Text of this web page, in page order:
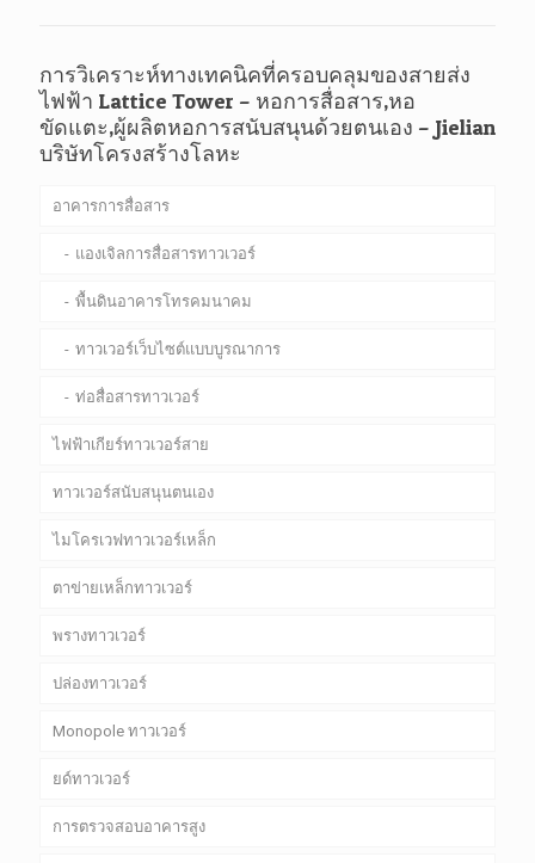
การวิเคราะห์ทางเทคนิคที่ครอบคลุมของสายส่ง
ไฟฟ้า Lattice Tower – หอการสื่อสาร,หอ
ขัดแตะ,ผู้ผลิตหอการสนับสนุนด้วยตนเอง – Jielian
บริษัทโครงสร้างโลหะ
อาคารการสื่อสาร
แองเจิลการสื่อสารทาวเวอร์
พื้นดินอาคารโทรคมนาคม
ทาวเวอร์เว็บไซต์แบบบูรณาการ
ท่อสื่อสารทาวเวอร์
ไฟฟ้าเกียร์ทาวเวอร์สาย
ทาวเวอร์สนับสนุนตนเอง
ไมโครเวฟทาวเวอร์เหล็ก
ตาข่ายเหล็กทาวเวอร์
พรางทาวเวอร์
ปล่องทาวเวอร์
Monopole ทาวเวอร์
ยด์ทาวเวอร์
การตรวจสอบอาคารสูง